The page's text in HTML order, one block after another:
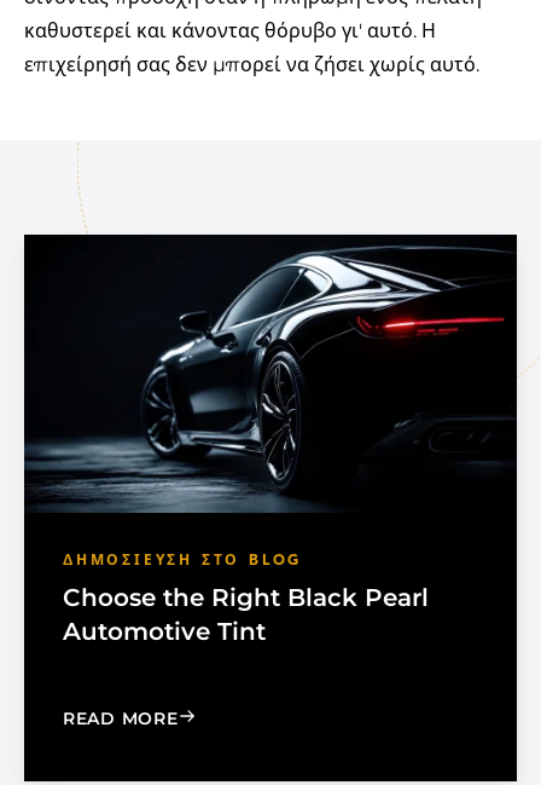
καθυστερεί και κάνοντας θόρυβο γι' αυτό. Η
επιχείρησή σας δεν μπορεί να ζήσει χωρίς αυτό.
ΔΗΜΟΣΊΕΥΣΗ ΣΤΟ BLOG
Choose the Right Black Pearl
Automotive Tint
READ MORE: CHOOSE THE RIGHT BLACK PEARL